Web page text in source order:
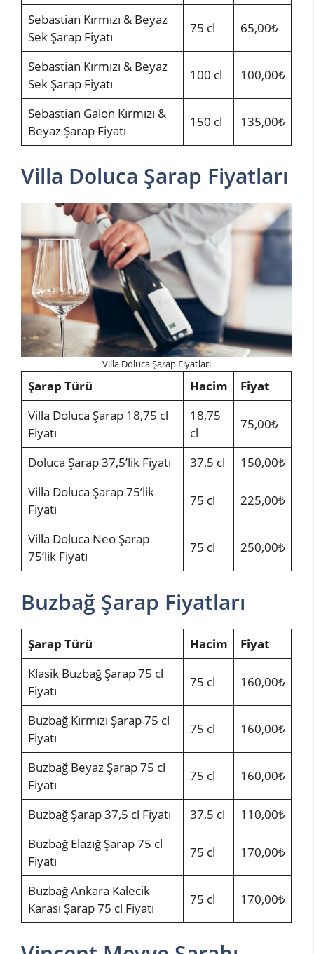
Sebastian Kırmızı & Beyaz
Sek Şarap Fiyatı
75 cl 65,00₺
Sebastian Kırmızı & Beyaz
Sek Şarap Fiyatı
100 cl 100,00₺
Sebastian Galon Kırmızı &
Beyaz Şarap Fiyatı
150 cl 135,00₺
Villa Doluca Şarap Fiyatları
Villa Doluca Şarap Fiyatları
Şarap Türü Hacim
Fiyat
Villa Doluca Şarap 18,75 cl
Fiyatı
18,75
cl
75,00₺
Doluca Şarap 37,5’lik Fiyatı 37,5 cl
150,00₺
Villa Doluca Şarap 75’lik
Fiyatı
75 cl 225,00₺
Villa Doluca Neo Şarap
75’lik Fiyatı
75 cl 250,00₺
Buzbağ Şarap Fiyatları
Şarap Türü Hacim
Fiyat
Klasik Buzbağ Şarap 75 cl
Fiyatı
75 cl 160,00₺
Buzbağ Kırmızı Şarap 75 cl
Fiyatı
75 cl 160,00₺
Buzbağ Beyaz Şarap 75 cl
Fiyatı
75 cl 160,00₺
Buzbağ Şarap 37,5 cl Fiyatı 37,5 cl
110,00₺
Buzbağ Elazığ Şarap 75 cl
Fiyatı
75 cl 170,00₺
Buzbağ Ankara Kalecik
Karası Şarap 75 cl Fiyatı
75 cl 170,00₺